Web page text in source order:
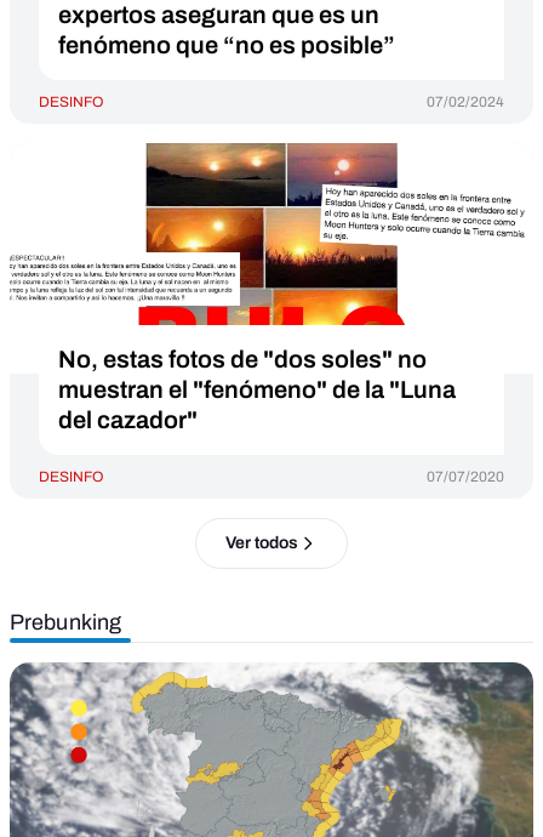
expertos aseguran que es un
fenómeno que “no es posible”
DESINFO 07/02/2024
No, estas fotos de "dos soles" no
muestran el "fenómeno" de la "Luna
del cazador"
DESINFO 07/07/2020
Ver todos
Prebunking